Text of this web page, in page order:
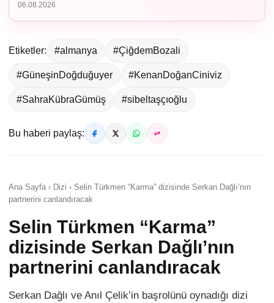
06.08.2026
Etiketler: #almanya #ÇiğdemBozali
#GüneşinDoğduğuyer #KenanDoğanCiniviz
#SahraKübraGümüş #sibeltaşçıoğlu
Bu haberi paylaş:
Ana Sayfa › Dizi › Selin Türkmen “Karma” dizisinde Serkan Dağlı’nın
partnerini canlandıracak
Selin Türkmen “Karma”
dizisinde Serkan Dağlı’nın
partnerini canlandıracak
Serkan Dağlı ve Anıl Çelik’in başrolünü oynadığı dizi